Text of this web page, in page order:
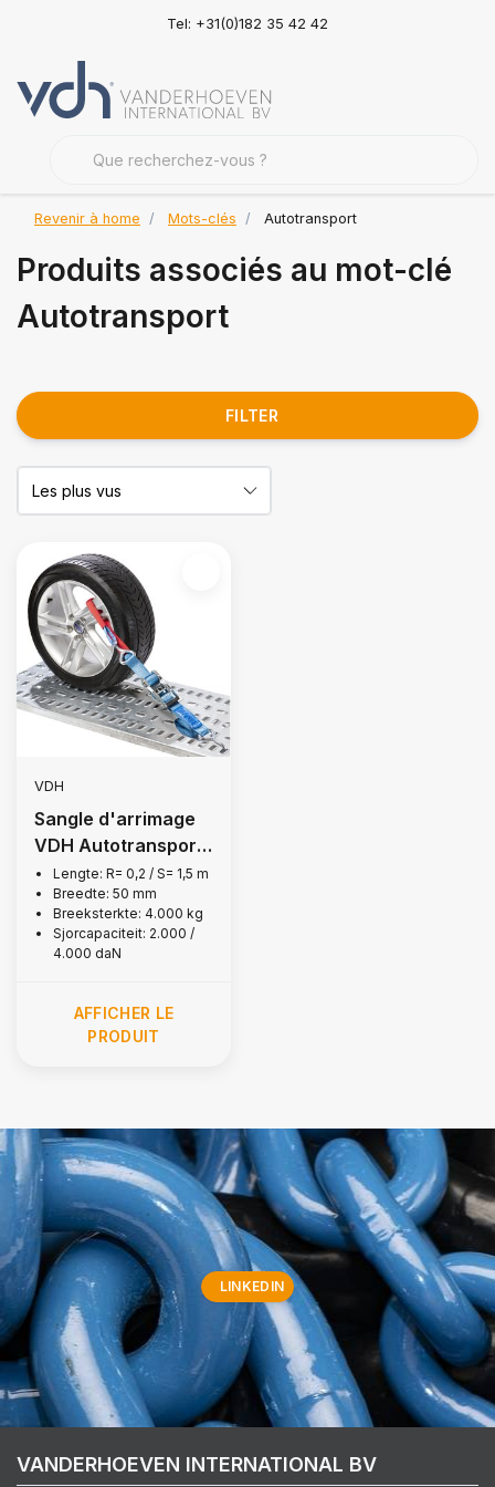
Tel: +31(0)182 35 42 42
Revenir à home Mots-clés Autotransport
Produits associés au mot-clé
Autotransport
FILTER
VDH
Sangle d'arrimage
VDH Autotransport,
type H
Lengte: R= 0,2 / S= 1,5 m
Breedte: 50 mm
Breeksterkte: 4.000 kg
Sjorcapaciteit: 2.000 /
4.000 daN
AFFICHER LE
PRODUIT
LINKEDIN
VANDERHOEVEN INTERNATIONAL BV